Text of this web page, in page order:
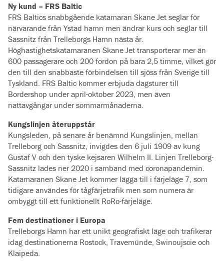
Ny kund – FRS Baltic
FRS Baltics snabbgående katamaran Skane Jet seglar för
närvarande från Ystad hamn men ändrar kurs och seglar till
Sassnitz från Trelleborgs Hamn nästa år.
Höghastighetskatamaranen Skane Jet transporterar mer än
600 passagerare och 200 fordon på bara 2,5 timme, vilket gör
den till den snabbaste förbindelsen till sjöss från Sverige till
Tyskland. FRS Baltic kommer erbjuda dagsturer till
Bordershop under april-oktober 2023, men även
nattavgångar under sommarmånaderna.
Kungslinjen återuppstår
Kungsleden, på senare år benämnd Kungslinjen, mellan
Trelleborg och Sassnitz, invigdes den 6 juli 1909 av kung
Gustaf V och den tyske kejsaren Wilhelm II. Linjen Trelleborg-
Sassnitz lades ner 2020 i samband med coronapandemin.
Katamaranen Skane Jet kommer lägga till i färjeläge 7, som
tidigare användes för tågfärjetrafik men som numera är
ombyggt till ett funktionellt RoRo-färjeläge.
Fem destinationer i Europa
Trelleborgs Hamn har ett unikt geografiskt läge och trafikerar
idag destinationerna Rostock, Travemünde, Swinoujscie och
Klaipeda.